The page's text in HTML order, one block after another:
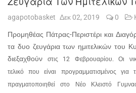
agapotobasket Δεκ 02, 2019 0
Προμηθέας Πάτρας-Περιστέρι και
τα δυο ζευγάρια των ημιτελικών του
διεξαχθούν
στις 12 Φεβρουαρίου. Οι
τελικό που είναι προγραμματισμένος
πραγματοποιηθεί στο Νέο Κλειστό